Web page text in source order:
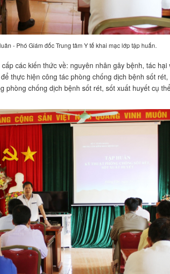
- Phó Giám đốc Trung tâm Y tế khai mạc lớp tập huấn.
các kiến thức về: nguyên nhân gây bệnh, tác
thực hiện công tác phòng chống dịch bệnh sốt
phòng chống dịch bệnh sốt rét, sốt xuất huyết cụ